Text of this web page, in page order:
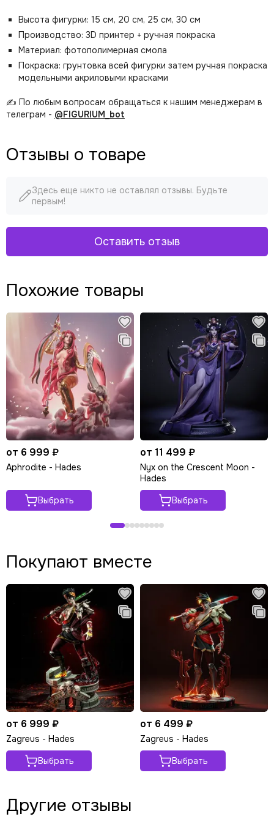
Высота фигурки: 15 см, 20 см, 25 см, 30 см
Производство: 3D принтер + ручная покраска
Материал: фотополимерная смола
Покраска: грунтовка всей фигурки затем ручная покраска
модельными акриловыми красками
✍️ По любым вопросам обращаться к нашим менеджерам в
телеграм - @FIGURIUM_bot
Отзывы о товаре
Здесь еще никто не оставлял отзывы. Будьте
первым!
Оставить отзыв
Похожие товары
от 6 999 ₽
Aphrodite - Hades
Выбрать
от 11 499 ₽
Nyx on the Сrescent Moon -
Hades
Выбрать
Покупают вместе
от 6 999 ₽
Zagreus - Hades
Выбрать
от 6 499 ₽
Zagreus - Hades
Выбрать
Другие отзывы